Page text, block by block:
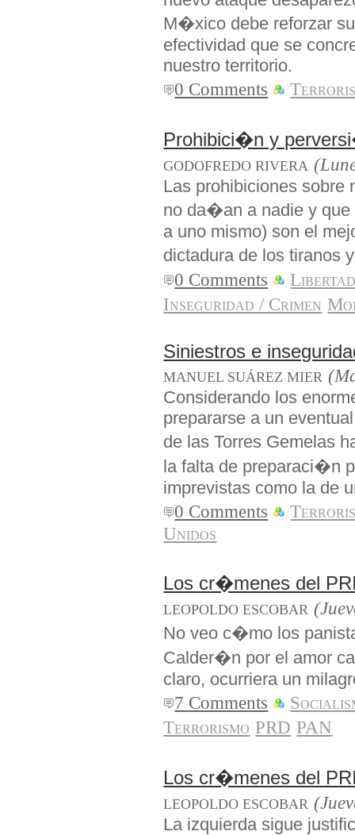
M�xico debe reforzar
efectividad que se
nuestro territorio.
0 Comments
Prohibici�n y
GODOFREDO RIVERA
Las prohibiciones sobre
no da�an a nadie y
a uno mismo) son el
dictadura de los tiranos
0 Comments
Inseguridad / Crimen
Siniestros e
MANUEL SUÁREZ MIER
Considerando los
prepararse a un
de las Torres Gemelas
la falta de preparaci�n
imprevistas como la de
0 Comments
Unidos
Los cr�menes del
LEOPOLDO ESCOBAR
No veo c�mo los
Calder�n por el amor
claro, ocurriera un
7 Comments
Terrorismo PRD PAN
Los cr�menes del
LEOPOLDO ESCOBAR
La izquierda sigue